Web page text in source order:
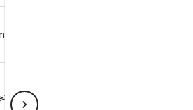
إرشادات حول العلامة